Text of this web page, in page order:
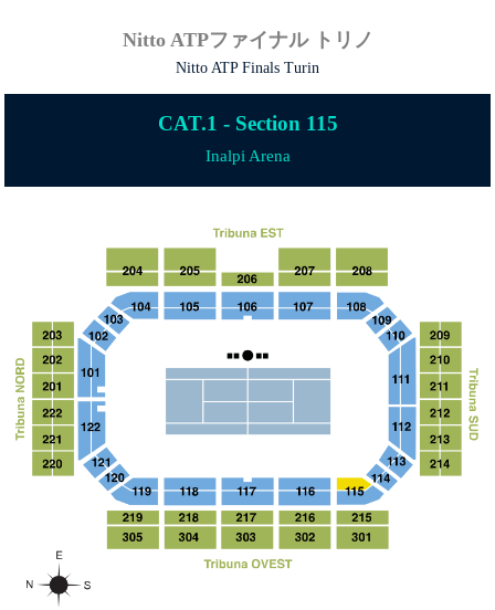
Nitto ATPファイナル トリノ
Nitto ATP Finals Turin
CAT.1 - Section 115
Inalpi Arena